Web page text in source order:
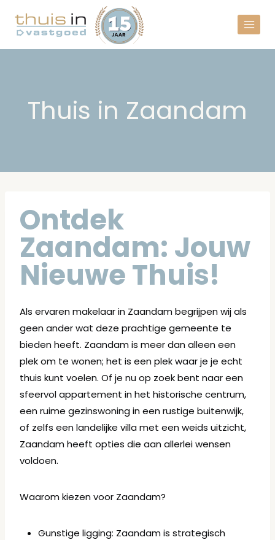
naar
Thuis in Zaandam
Ontdek
Zaandam: Jouw
Nieuwe Thuis!
Als ervaren makelaar in Zaandam begrijpen wij als
geen ander wat deze prachtige gemeente te
bieden heeft. Zaandam is meer dan alleen een
plek om te wonen; het is een plek waar je je echt
thuis kunt voelen. Of je nu op zoek bent naar een
sfeervol appartement in het historische centrum,
een ruime gezinswoning in een rustige buitenwijk,
of zelfs een landelijke villa met een weids uitzicht,
Zaandam heeft opties die aan allerlei wensen
voldoen.
Waarom kiezen voor Zaandam?
Gunstige ligging: Zaandam is strategisch